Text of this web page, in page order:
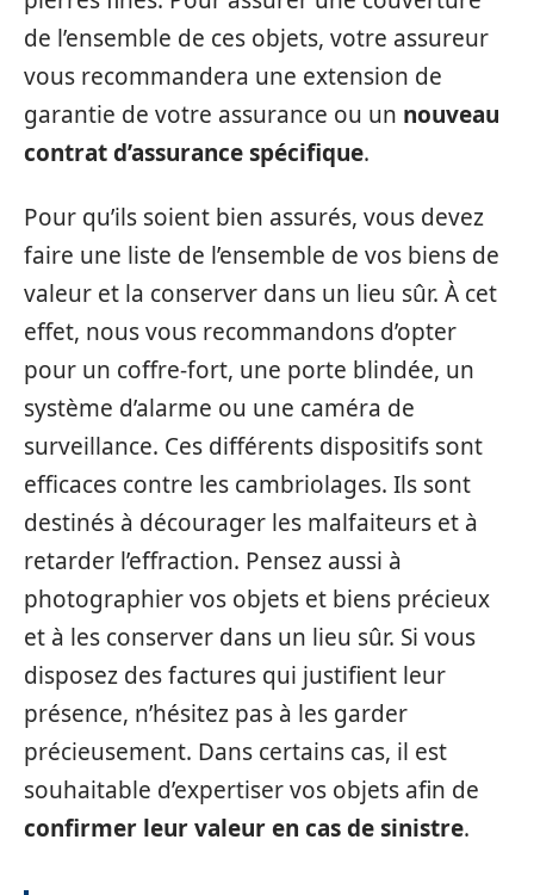
de l’ensemble de ces objets, votre assureur
vous recommandera une extension de
garantie de votre assurance ou un nouveau
contrat d’assurance spécifique.
Pour qu’ils soient bien assurés, vous devez
faire une liste de l’ensemble de vos biens de
valeur et la conserver dans un lieu sûr. À cet
effet, nous vous recommandons d’opter
pour un coffre-fort, une porte blindée, un
système d’alarme ou une caméra de
surveillance. Ces différents dispositifs sont
efficaces contre les cambriolages. Ils sont
destinés à décourager les malfaiteurs et à
retarder l’effraction. Pensez aussi à
photographier vos objets et biens précieux
et à les conserver dans un lieu sûr. Si vous
disposez des factures qui justifient leur
présence, n’hésitez pas à les garder
précieusement. Dans certains cas, il est
souhaitable d’expertiser vos objets afin de
confirmer leur valeur en cas de sinistre.